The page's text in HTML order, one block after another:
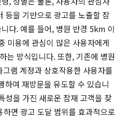
등을 기반으로 광고를 노출할 잠
다. 예를 들어, 병원 반경 5km 이
미용에 관심이 많은 사용자에게
는 방식입니다. 또한, 기존에 병원
램 계정과 상호작용한 사용자를
하여 재방문을 유도할 수 있습니
성을 가진 새로운 잠재 고객을 찾
면 광고 도달 범위를 효과적으로